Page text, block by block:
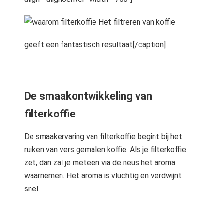
Het filtreren van koffie
geeft een fantastisch resultaat[/caption]
De smaakontwikkeling van
filterkoffie
De smaakervaring van filterkoffie begint bij het
ruiken van vers gemalen koffie. Als je filterkoffie
zet, dan zal je meteen via de neus het aroma
waarnemen. Het aroma is vluchtig en verdwijnt
snel.